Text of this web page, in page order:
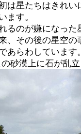
は星たちはきれい
ます。
るのが嫌になった
、その後の星空の
あらわしています。
砂漠上に石が乱